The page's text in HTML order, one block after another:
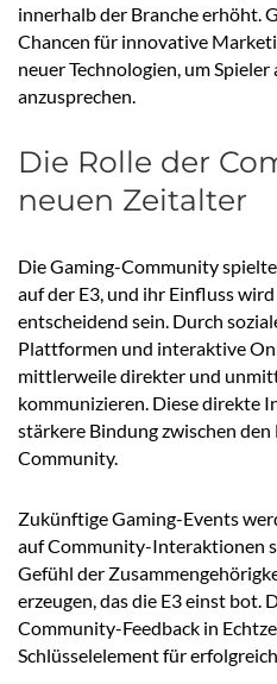
innerhalb der Branche erhöht.
Chancen für innovative
neuer Technologien, um
anzusprechen.
Die Rolle der
neuen Zeitalter
Die Gaming-Community
auf der E3, und ihr Einfluss
entscheidend sein. Durch
Plattformen und interaktive
mittlerweile direkter und
kommunizieren. Diese direkte
stärkere Bindung zwischen
Community.
Zukünftige Gaming-Events
auf Community-Interaktionen
Gefühl der
erzeugen, das die E3 einst bot.
Community-Feedback in
Schlüsselelement für